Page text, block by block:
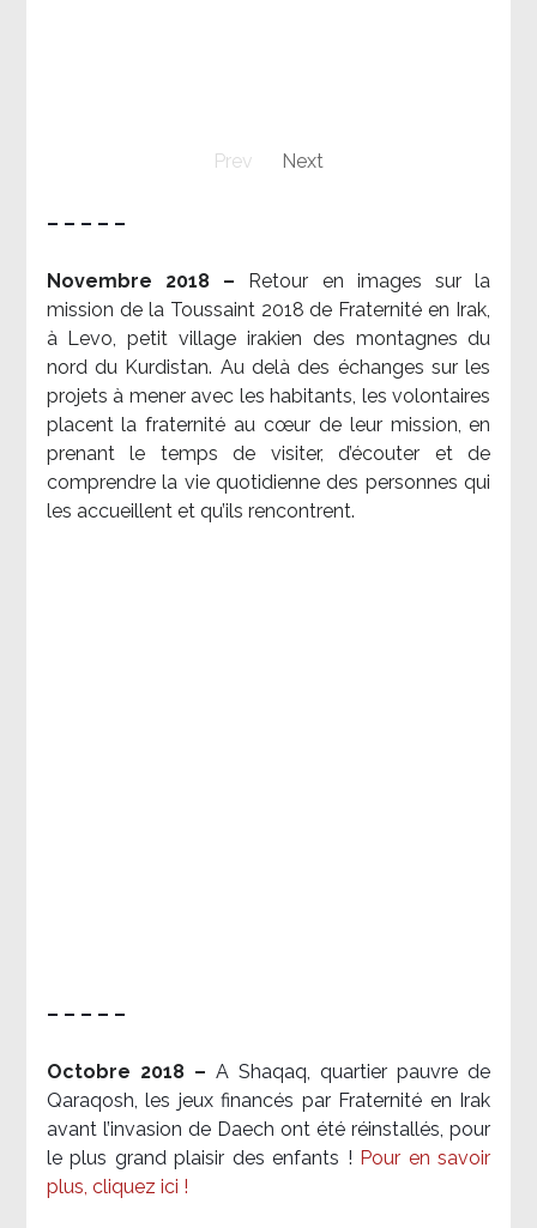
Prev Next
– – – – –
Novembre 2018 –
Retour en images sur la
mission de la Toussaint 2018 de Fraternité en Irak,
à Levo, petit village irakien des montagnes du
nord du Kurdistan. Au delà des échanges sur les
projets à mener avec les habitants, les volontaires
placent la fraternité au cœur de leur mission, en
prenant le temps de visiter, d’écouter et de
comprendre la vie quotidienne des personnes qui
les accueillent et qu’ils rencontrent.
– – – – –
Octobre 2018 – A Shaqaq, quartier pauvre de
Qaraqosh, les jeux financés par Fraternité en Irak​
avant l’invasion de Daech ont été réinstallés, pour
le plus grand plaisir des enfants ! Pour en savoir
plus, cliquez ici !